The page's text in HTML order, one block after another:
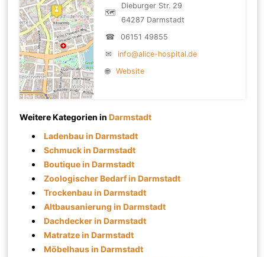
🗺
Dieburger Str. 29
64287 Darmstadt
☎
06151 49855
✉
info@alice-hospital.de
🌐
Website
Weitere Kategorien inDarmstadt
Ladenbau in Darmstadt
Schmuck in Darmstadt
Boutique in Darmstadt
Zoologischer Bedarf in Darmstadt
Trockenbau in Darmstadt
Altbausanierung in Darmstadt
Dachdecker in Darmstadt
Matratze in Darmstadt
Möbelhaus in Darmstadt